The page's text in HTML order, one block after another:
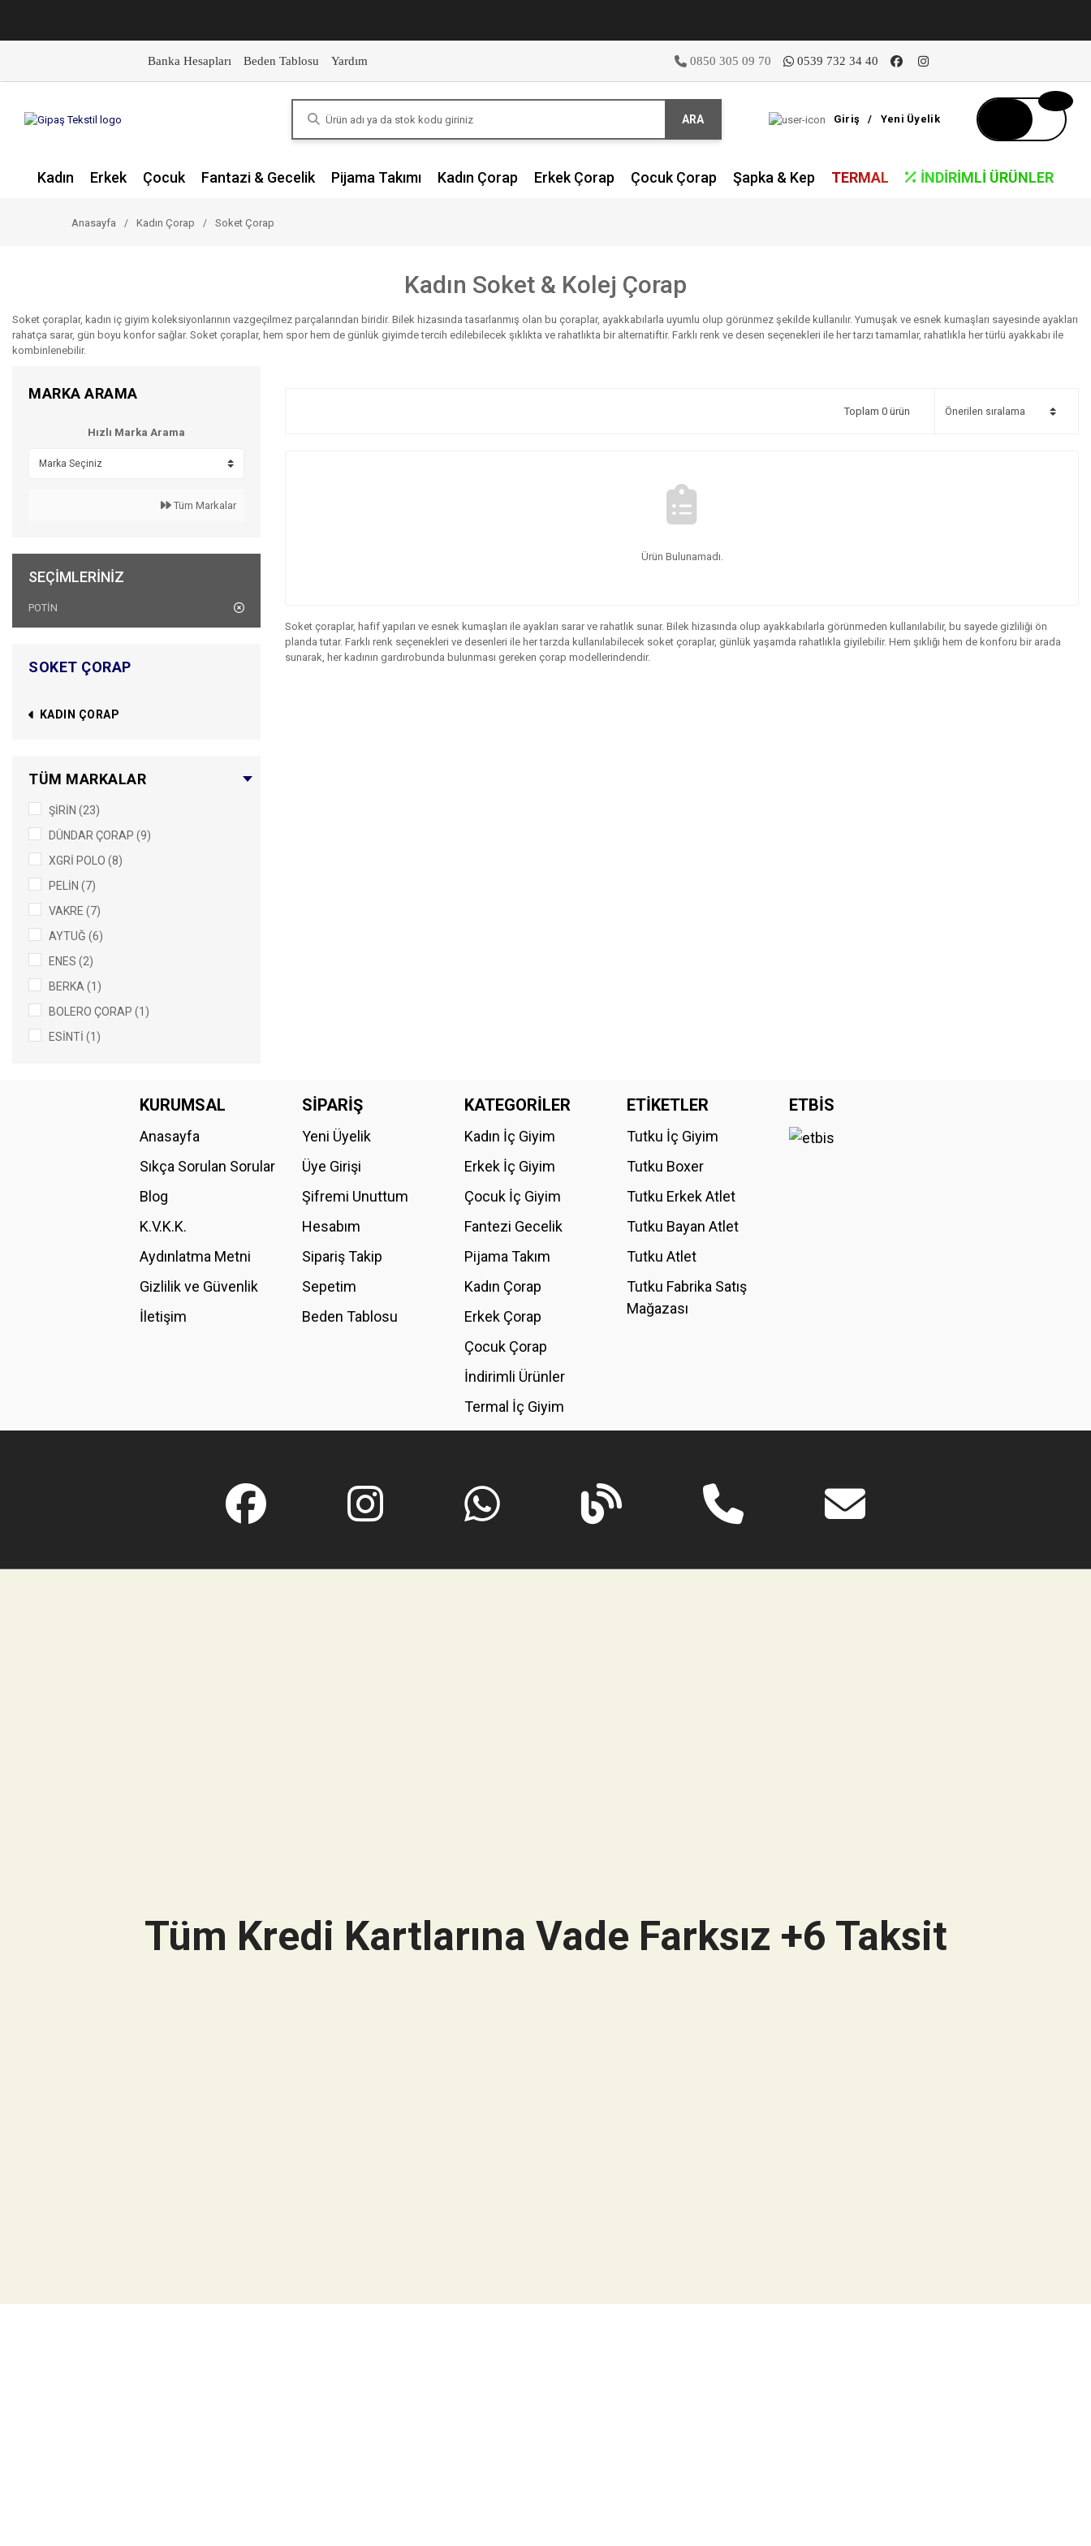
Banka Hesapları Beden Tablosu Yardım 0850 305 09 70 0539 732 34 40
ARA Giriş / Yeni Üyelik
Kadın Erkek Çocuk Fantazi & Gecelik Pijama Takımı Kadın Çorap Erkek Çorap Çocuk Çorap Şapka & Kep TERMAL İNDIRIMLI ÜRÜNLER
Anasayfa Kadın Çorap Soket Çorap
Kadın Soket & Kolej Çorap
Soket çoraplar, kadın iç giyim koleksiyonlarının vazgeçilmez parçalarından biridir. Bilek hizasında tasarlanmış olan bu çoraplar, ayakkabılarla uyumlu olup görünmez şekilde kullanılır. Yumuşak ve esnek kumaşları sayesinde ayakları
rahatça sarar, gün boyu konfor sağlar. Soket çoraplar, hem spor hem de günlük giyimde tercih edilebilecek şıklıkta ve rahatlıkta bir alternatiftir. Farklı renk ve desen seçenekleri ile her tarzı tamamlar, rahatlıkla her türlü ayakkabı ile
kombinlenebilir.
MARKA ARAMA
Hızlı Marka Arama
Tüm Markalar
SEÇIMLERINIZ
POTİN
SOKET ÇORAP
KADIN ÇORAP
TÜM MARKALAR
ŞİRİN (23)
DÜNDAR ÇORAP (9)
XGRİ POLO (8)
PELİN (7)
VAKRE (7)
AYTUĞ (6)
ENES (2)
BERKA (1)
BOLERO ÇORAP (1)
ESİNTİ (1)
Toplam 0 ürün
Ürün Bulunamadı.
Soket çoraplar, hafif yapıları ve esnek kumaşları ile ayakları sarar ve rahatlık sunar. Bilek hizasında olup ayakkabılarla görünmeden kullanılabilir, bu sayede gizliliği ön
planda tutar. Farklı renk seçenekleri ve desenleri ile her tarzda kullanılabilecek soket çoraplar, günlük yaşamda rahatlıkla giyilebilir. Hem şıklığı hem de konforu bir arada
sunarak, her kadının gardırobunda bulunması gereken çorap modellerindendir.
KURUMSAL
Anasayfa
Sıkça Sorulan Sorular
Blog
K.V.K.K.
Aydınlatma Metni
Gizlilik ve Güvenlik
İletişim
SİPARİŞ
Yeni Üyelik
Üye Girişi
Şifremi Unuttum
Hesabım
Sipariş Takip
Sepetim
Beden Tablosu
KATEGORİLER
Kadın İç Giyim
Erkek İç Giyim
Çocuk İç Giyim
Fantezi Gecelik
Pijama Takım
Kadın Çorap
Erkek Çorap
Çocuk Çorap
İndirimli Ürünler
Termal İç Giyim
ETİKETLER
Tutku İç Giyim
Tutku Boxer
Tutku Erkek Atlet
Tutku Bayan Atlet
Tutku Atlet
Tutku Fabrika Satış
Mağazası
ETBİS
Tüm Kredi Kartlarına Vade Farksız +6 Taksit